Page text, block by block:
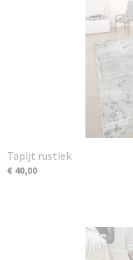
Tapijt rustiek
€ 40,00